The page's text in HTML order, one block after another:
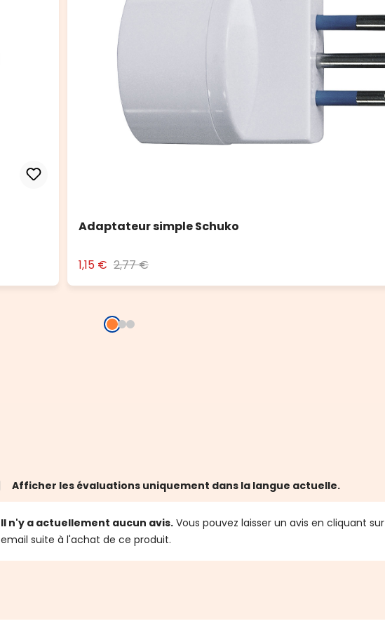
Adaptateur simple Schuko
1,15 € 2,77 €
Afficher les évaluations uniquement dans la langue actuelle.
Il n'y a actuellement aucun avis. Vous pouvez laisser un avis en cliquant
email suite à l'achat de ce produit.